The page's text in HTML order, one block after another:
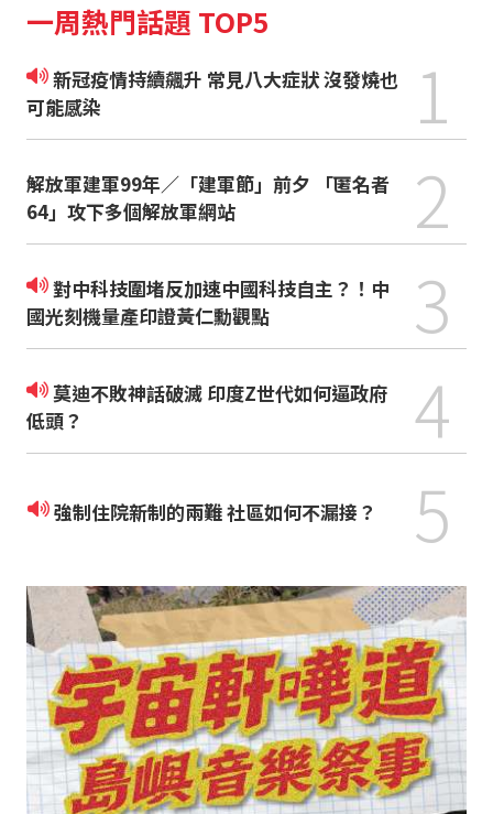
一周熱門話題 TOP5
新冠疫情持續飆升 常見八大症狀 沒發燒也
可能感染
1
解放軍建軍99年／「建軍節」前夕 「匿名者
64」攻下多個解放軍網站
2
對中科技圍堵反加速中國科技自主？！中
國光刻機量產印證黃仁勳觀點
3
莫迪不敗神話破滅 印度Z世代如何逼政府
低頭？
4
強制住院新制的兩難 社區如何不漏接？ 5